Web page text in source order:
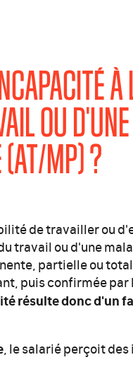
OU
(AT/MP) ?
de travailler ou
travail ou d'une
partielle ou
puis confirmée
résulte donc d'un
, le salarié perçoit